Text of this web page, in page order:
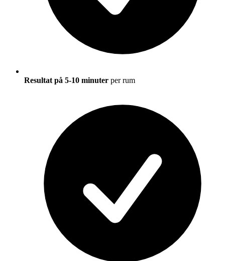
Resultat på 5-10 minuter per rum